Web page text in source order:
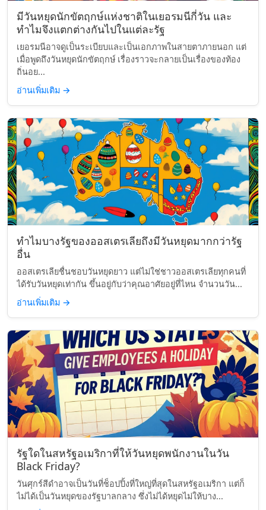
มีวันหยุดนักขัตฤกษ์แห่งชาติในเยอรมนีกี่วัน และ
ทำไมจึงแตกต่างกันไปในแต่ละรัฐ
เยอรมนีอาจดูเป็นระเบียบและเป็นเอกภาพในสายตาภายนอก แต่
เมื่อพูดถึงวันหยุดนักขัตฤกษ์ เรื่องราวจะกลายเป็นเรื่องของท้อง
ถิ่นอย...
อ่านเพิ่มเติม →
ทำไมบางรัฐของออสเตรเลียถึงมีวันหยุดมากกว่ารัฐ
อื่น
ออสเตรเลียชื่นชอบวันหยุดยาว แต่ไม่ใช่ชาวออสเตรเลียทุกคนที่
ได้รับวันหยุดเท่ากัน ขึ้นอยู่กับว่าคุณอาศัยอยู่ที่ไหน จำนวนวัน...
อ่านเพิ่มเติม →
รัฐใดในสหรัฐอเมริกาที่ให้วันหยุดพนักงานในวัน
Black Friday?
วันศุกร์สีดำอาจเป็นวันที่ช็อปปิ้งที่ใหญ่ที่สุดในสหรัฐอเมริกา แต่ก็
ไม่ได้เป็นวันหยุดของรัฐบาลกลาง ซึ่งไม่ได้หยุดไม่ให้บาง...